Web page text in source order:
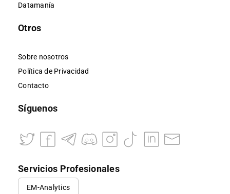
Datamanía
Otros
Sobre nosotros
Política de Privacidad
Contacto
Síguenos
Servicios Profesionales
EM-Analytics